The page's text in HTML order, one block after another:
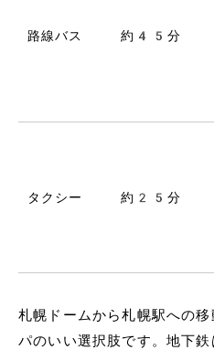
路線バス 約45分
タクシー 約25分
札幌ドームから札幌駅への
パのいい選択肢です。地